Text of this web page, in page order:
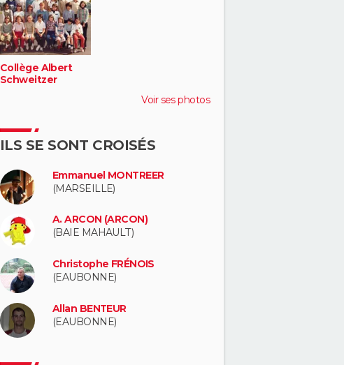
Collège Albert
Schweitzer
Voir ses photos
ILS SE SONT CROISÉS
Emmanuel MONTREER
(MARSEILLE)
A. ARCON (ARCON)
(BAIE MAHAULT)
Christophe FRÉNOIS
(EAUBONNE)
Allan BENTEUR
(EAUBONNE)